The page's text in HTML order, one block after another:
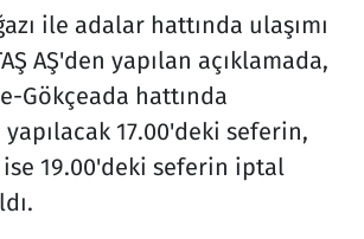
ile adalar hattında ulaşımı
AŞ'den yapılan açıklamada,
Gökçeada hattında
17.00'deki seferin,
19.00'deki seferin iptal
Bilim